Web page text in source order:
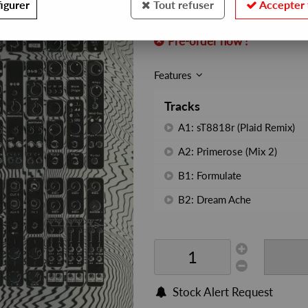
ASGDE030C
Pre-order now !
Features
Tracks
A1: sT8818r (Plaid Remix)
A2: Primerose (Mix 2)
B1: Formulate
B2: Dream Ache
Stock Alert Request
Tout refuser Accepter